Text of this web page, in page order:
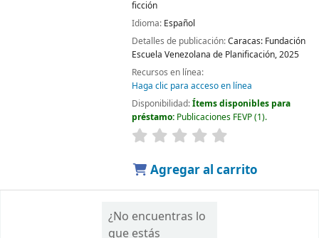
ficción
Idioma: Español
Detalles de publicación:Caracas: Fundación
Escuela Venezolana de Planificación,2025
Recursos en línea:
Haga clic para acceso en línea
Disponibilidad:Ítems disponibles para
préstamo: Publicaciones FEVP(1).
Agregar al carrito
¿No encuentras lo
que estás